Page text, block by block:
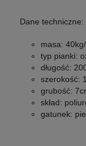
Dane techniczne:
masa: 40
typ pianki:
długość:
szerokość:
grubość:
skład:
gatunek: